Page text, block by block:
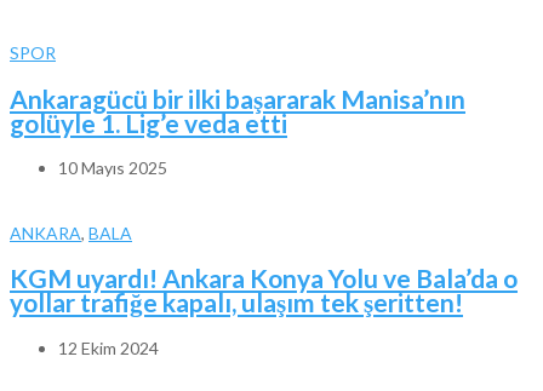
SPOR
Ankaragücü bir ilki başararak Manisa’nın
golüyle 1. Lig’e veda etti
10 Mayıs 2025
ANKARA, BALA
KGM uyardı! Ankara Konya Yolu ve Bala’da o
yollar trafiğe kapalı, ulaşım tek şeritten!
12 Ekim 2024